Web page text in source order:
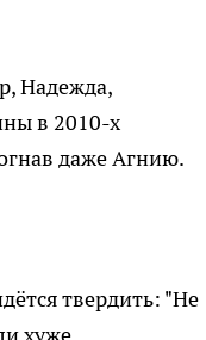
Надежда,
в 2010-х
даже Агнию.
твердить: "Не